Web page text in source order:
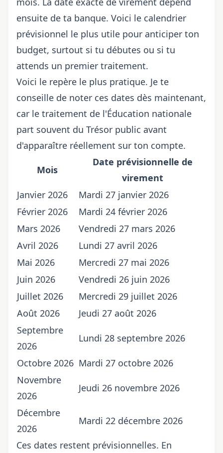
ensuite de ta banque. Voici le calendrier
prévisionnel le plus utile pour anticiper ton
budget, surtout si tu débutes ou si tu
attends un premier traitement.
Voici le repère le plus pratique. Je te
conseille de noter ces dates dès maintenant,
car le traitement de l'Éducation nationale
part souvent du Trésor public avant
d'apparaître réellement sur ton compte.
Mois
Date prévisionnelle de
virement
Janvier 2026
Mardi 27 janvier 2026
Février 2026
Mardi 24 février 2026
Mars 2026
Vendredi 27 mars 2026
Avril 2026
Lundi 27 avril 2026
Mai 2026
Mercredi 27 mai 2026
Juin 2026
Vendredi 26 juin 2026
Juillet 2026
Mercredi 29 juillet 2026
Août 2026
Jeudi 27 août 2026
Septembre
2026
Lundi 28 septembre 2026
Octobre 2026 Mardi 27 octobre 2026
Novembre
2026
Jeudi 26 novembre 2026
Décembre
2026
Mardi 22 décembre 2026
Ces dates restent prévisionnelles. En